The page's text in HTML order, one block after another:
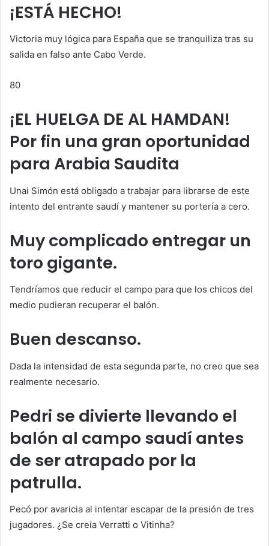
¡ESTÁ HECHO!
Victoria muy lógica para España que se tranquiliza tras su
salida en falso ante Cabo Verde.
80
¡EL HUELGA DE AL HAMDAN!
Por fin una gran oportunidad
para Arabia Saudita
Unai Simón está obligado a trabajar para librarse de este
intento del entrante saudí y mantener su portería a cero.
Muy complicado entregar un
toro gigante.
Tendríamos que reducir el campo para que los chicos del
medio pudieran recuperar el balón.
Buen descanso.
Dada la intensidad de esta segunda parte, no creo que sea
realmente necesario.
Pedri se divierte llevando el
balón al campo saudí antes
de ser atrapado por la
patrulla.
Pecó por avaricia al intentar escapar de la presión de tres
jugadores. ¿Se creía Verratti o Vitinha?